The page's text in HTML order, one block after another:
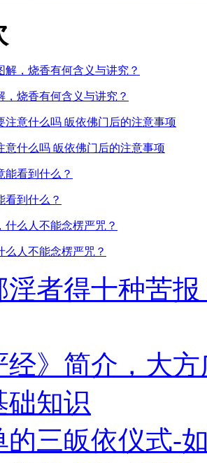
，烧香有何含义与讲究？
意什么吗 皈依佛门后的注意事项
看到什么？
么人不能念楞严咒？
淫者得十种苦
经》简介，大
础知识
的三皈依仪式-